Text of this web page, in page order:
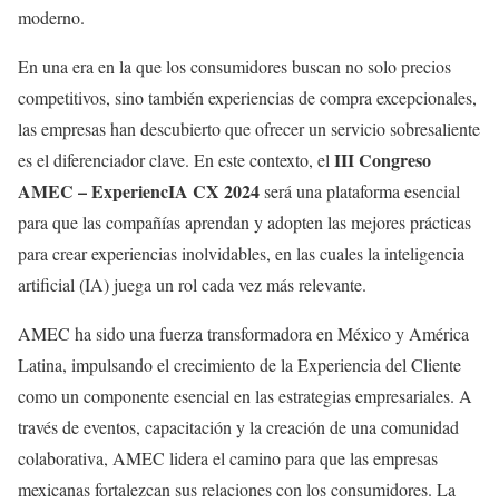
moderno.
En una era en la que los consumidores buscan no solo precios
competitivos, sino también experiencias de compra excepcionales,
las empresas han descubierto que ofrecer un servicio sobresaliente
es el diferenciador clave. En este contexto, elIII Congreso
AMEC – ExperiencIA CX 2024será una plataforma esencial
para que las compañías aprendan y adopten las mejores prácticas
para crear experiencias inolvidables, en las cuales la inteligencia
artificial (IA) juega un rol cada vez más relevante.
AMEC ha sido una fuerza transformadora en México y América
Latina, impulsando el crecimiento de la Experiencia del Cliente
como un componente esencial en las estrategias empresariales. A
través de eventos, capacitación y la creación de una comunidad
colaborativa, AMEC lidera el camino para que las empresas
mexicanas fortalezcan sus relaciones con los consumidores. La